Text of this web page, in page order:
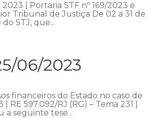
| Portaria STF nº 169/2023 e
Tribunal de Justiça De 02 a 31 de
STJ, que...
06/2023
financeiros do Estado no caso de
597.092/RJ (RG) – Tema 231 |
seguinte tese...